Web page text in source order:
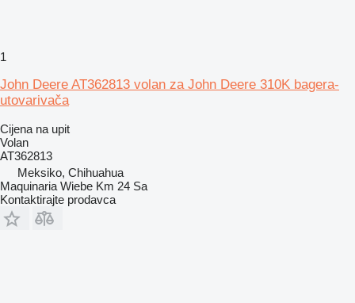
1
John Deere AT362813 volan za John Deere 310K bagera-
utovarivača
Cijena na upit
Volan
AT362813
Meksiko, Chihuahua
Maquinaria Wiebe Km 24 Sa
Kontaktirajte prodavca